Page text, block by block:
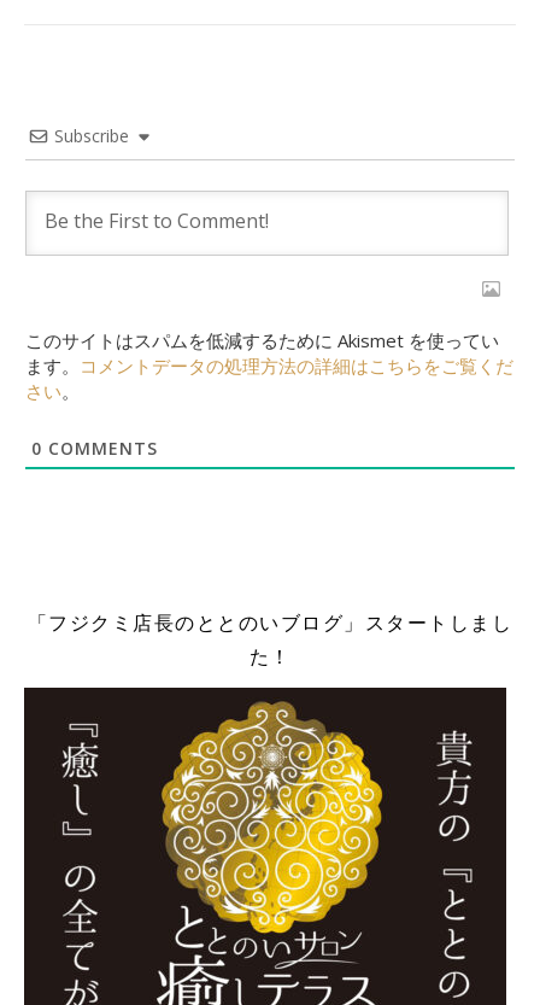
Subscribe
このサイトはスパムを低減するために Akismet を使ってい
ます。 コメントデータの処理方法の詳細はこちらをご覧くだ
さい。
0 COMMENTS
「フジクミ店長のととのいブログ」スタートしまし
た！